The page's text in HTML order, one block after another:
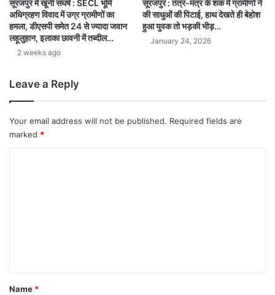
सूरजपुर में खूनी संघर्ष : SECL भूमि
अधिग्रहण विवाद में उग्र ग्रामीणों का
हमला, डीएसपी समेत 24 से ज्यादा जवान
लहूलुहान, इलाका छावनी में तब्दील…
2 weeks ago
सूरजपुर : तंत्र-मंत्र के शक में ग्रामीणों ने
की साधुओं की पिटाई, हाथ देखते ही बेहोश
हुआ युवक तो भड़की भीड़…
January 24, 2026
Leave a Reply
Your email address will not be published. Required fields are
marked *
*
Name *